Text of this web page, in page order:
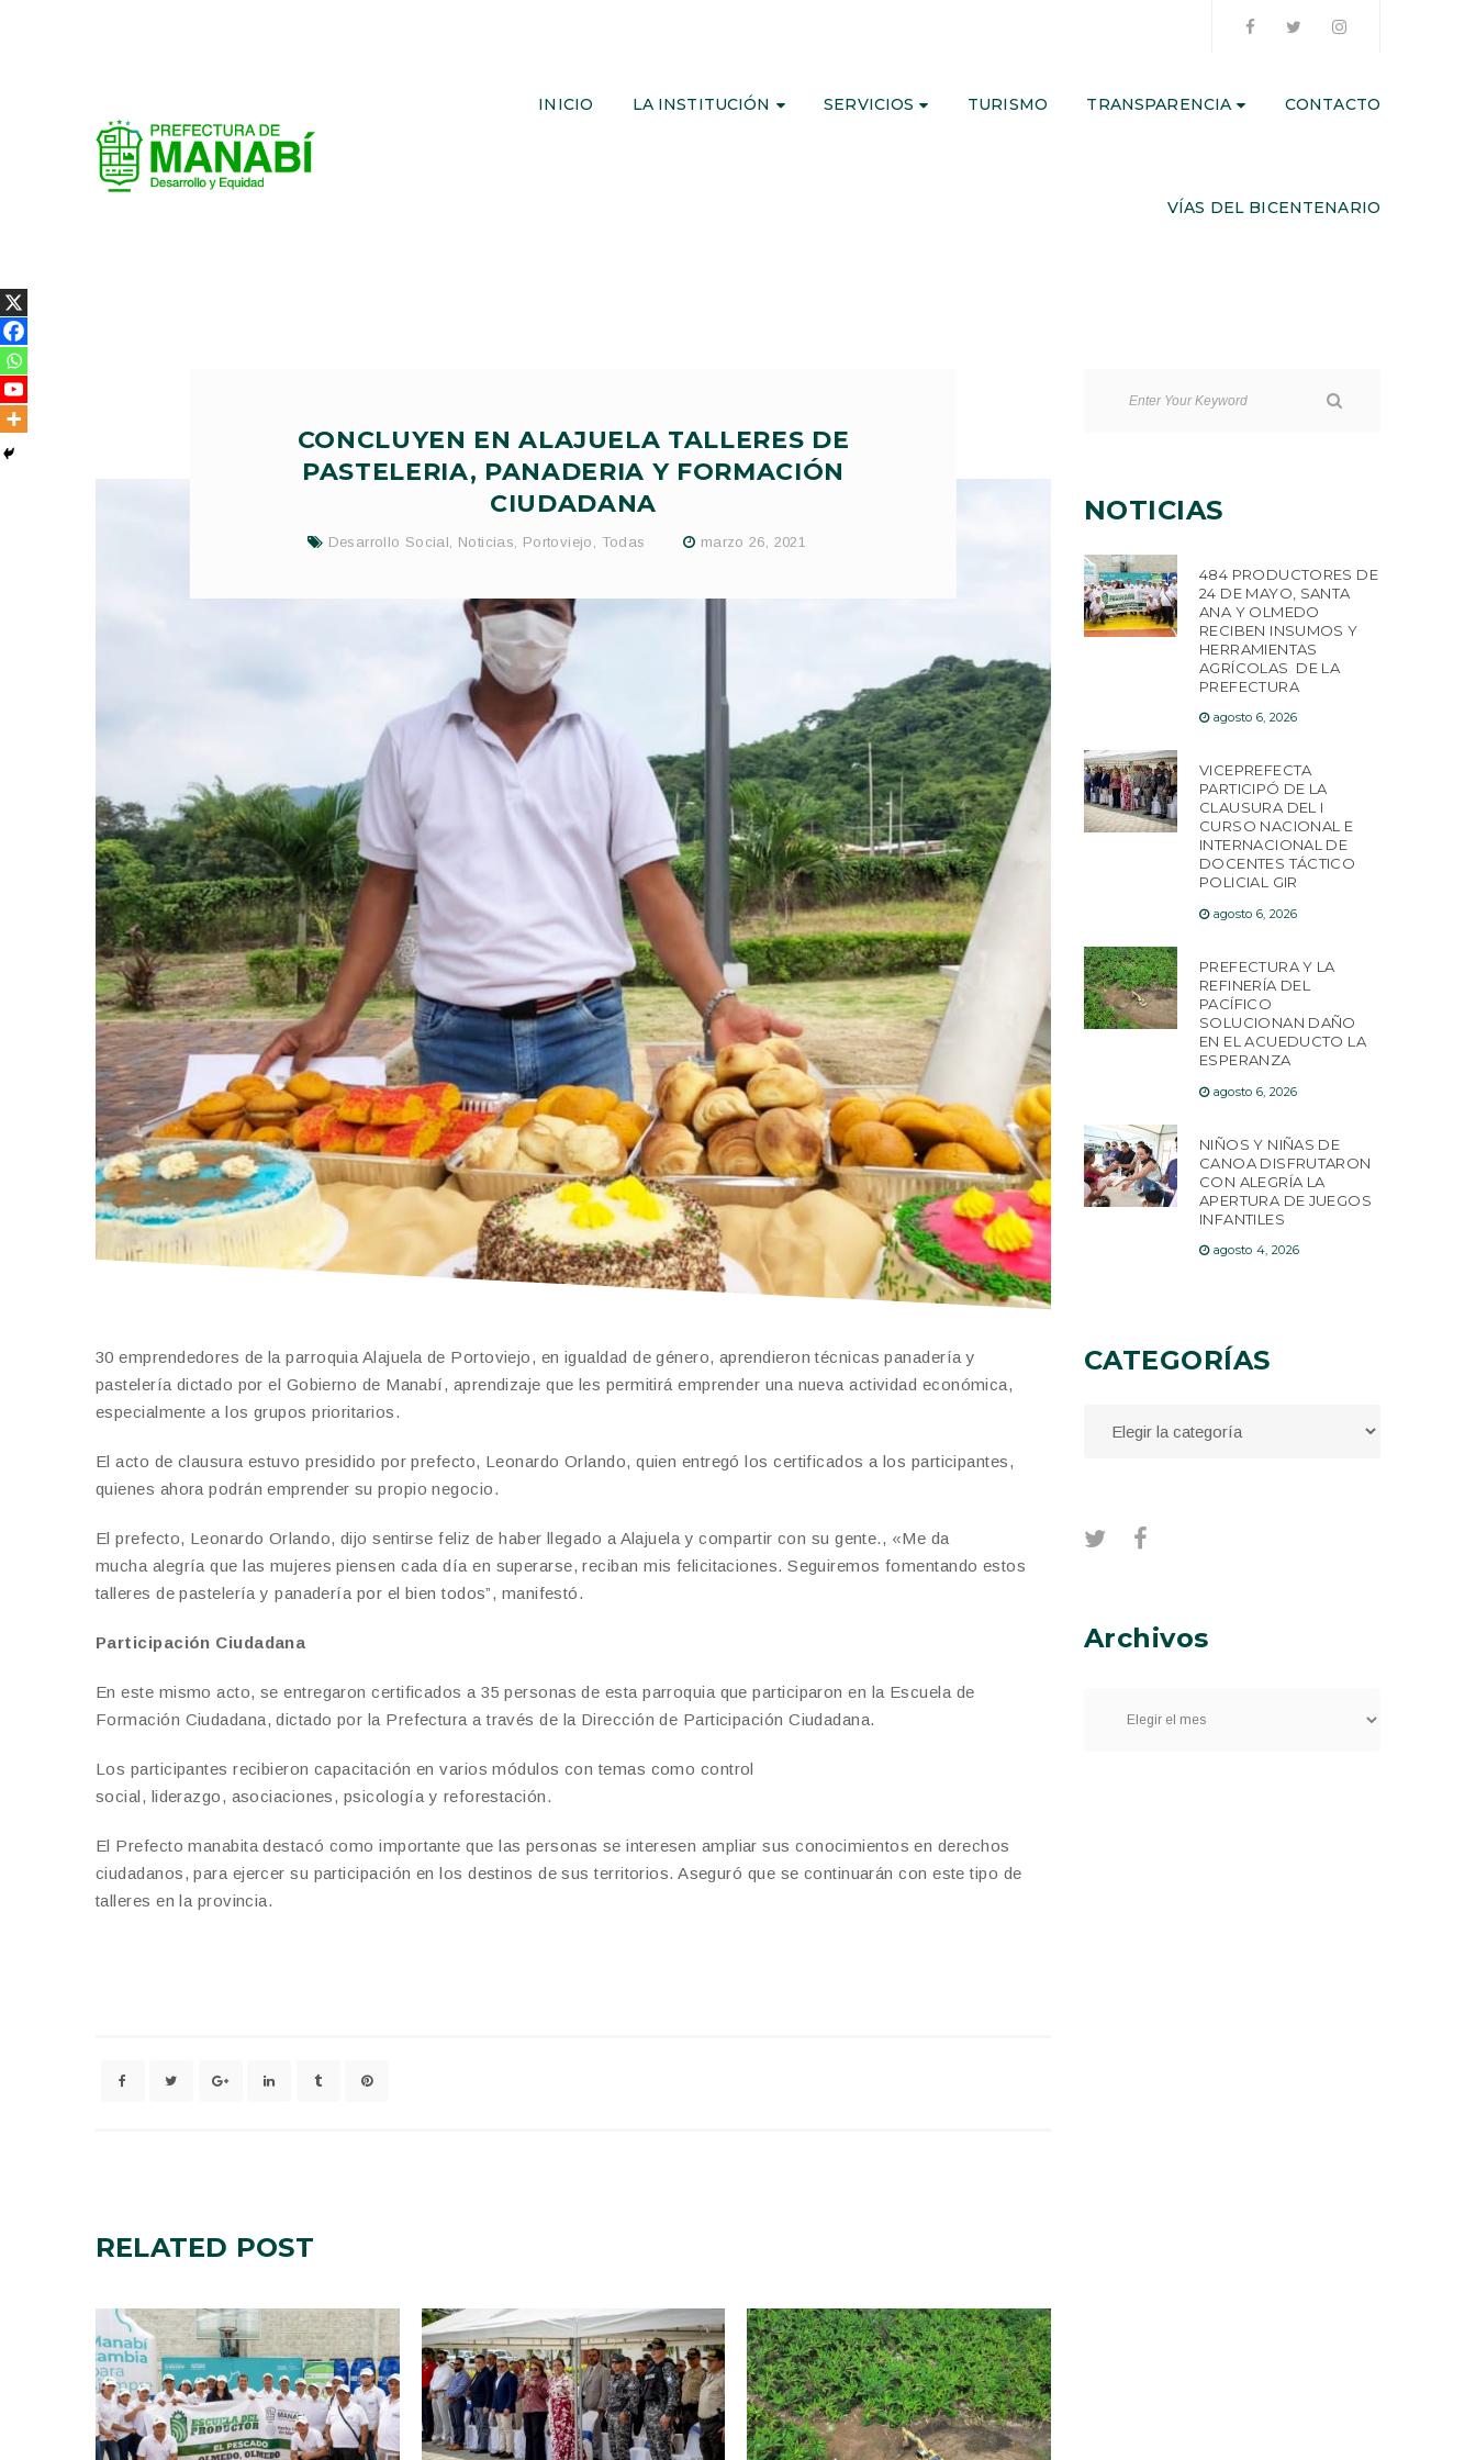
INICIO LA INSTITUCIÓN SERVICIOS TURISMO TRANSPARENCIA CONTACTO
VÍAS DEL BICENTENARIO
CONCLUYEN EN ALAJUELA TALLERES DE
PASTELERIA, PANADERIA Y FORMACIÓN
CIUDADANA
Desarrollo Social, Noticias, Portoviejo , Todas marzo 26, 2021
30 emprendedores de la parroquia Alajuela de Portoviejo, en igualdad de género, aprendieron técnicas panadería y
pastelería dictado por el Gobierno de Manabí, aprendizaje que les permitirá emprender una nueva actividad económica,
especialmente a los grupos prioritarios.
El acto de clausura estuvo presidido por prefecto, Leonardo Orlando, quien entregó los certificados a los participantes,
quienes ahora podrán emprender su propio negocio.
El prefecto, Leonardo Orlando, dijo sentirse feliz de haber llegado a Alajuela y compartir con su gente., «Me da
mucha alegría que las mujeres piensen cada día en superarse, reciban mis felicitaciones. Seguiremos fomentando estos
talleres de pastelería y panadería por el bien todos”, manifestó.
Participación Ciudadana
En este mismo acto, se entregaron certificados a 35 personas de esta parroquia que participaron en la Escuela de
Formación Ciudadana, dictado por la Prefectura a través de la Dirección de Participación Ciudadana.
Los participantes recibieron capacitación en varios módulos con temas como control
social, liderazgo, asociaciones, psicología y reforestación.
El Prefecto manabita destacó como importante que las personas se interesen ampliar sus conocimientos en derechos
ciudadanos, para ejercer su participación en los destinos de sus territorios. Aseguró que se continuarán con este tipo de
talleres en la provincia.
RELATED POST
NOTICIAS
484 PRODUCTORES DE
24 DE MAYO, SANTA
ANA Y OLMEDO
RECIBEN INSUMOS Y
HERRAMIENTAS
AGRÍCOLAS DE LA
PREFECTURA
agosto 6, 2026
VICEPREFECTA
PARTICIPÓ DE LA
CLAUSURA DEL I
CURSO NACIONAL E
INTERNACIONAL DE
DOCENTES TÁCTICO
POLICIAL GIR
agosto 6, 2026
PREFECTURA Y LA
REFINERÍA DEL
PACÍFICO
SOLUCIONAN DAÑO
EN EL ACUEDUCTO LA
ESPERANZA
agosto 6, 2026
NIÑOS Y NIÑAS DE
CANOA DISFRUTARON
CON ALEGRÍA LA
APERTURA DE JUEGOS
INFANTILES
agosto 4, 2026
CATEGORÍAS
Archivos